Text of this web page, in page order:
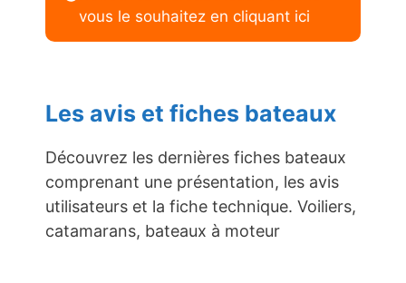
vous le souhaitez en cliquant ici
Les avis et fiches bateaux
Découvrez les dernières fiches bateaux
comprenant une présentation, les avis
utilisateurs et la fiche technique. Voiliers,
catamarans, bateaux à moteur